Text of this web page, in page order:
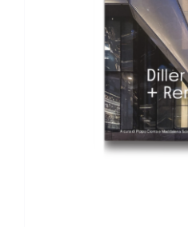
AGGIUNGI AL